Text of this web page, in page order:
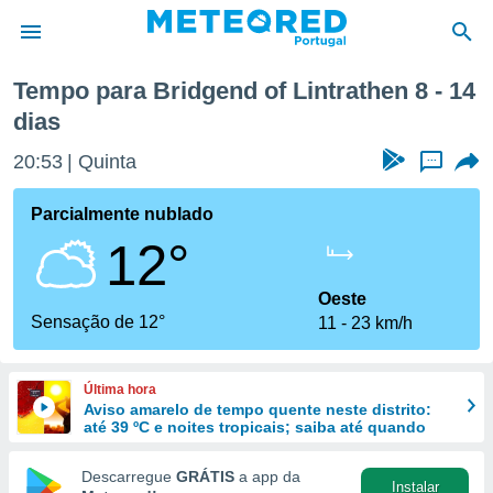
da
foi
para
fornecidas
e
forma
Tempo para Bridgend of Lintrathen 8 - 14
dias
20:53 Quinta ...
Parcialmente nublado
12°
Sensação de 12°
Oeste
11
23 km/h
Última hora
Aviso amarelo de tempo quente neste distrito:
até 39 ºC e noites tropicais; saiba até quando
Descarregue GRÁTIS a app da
Instalar